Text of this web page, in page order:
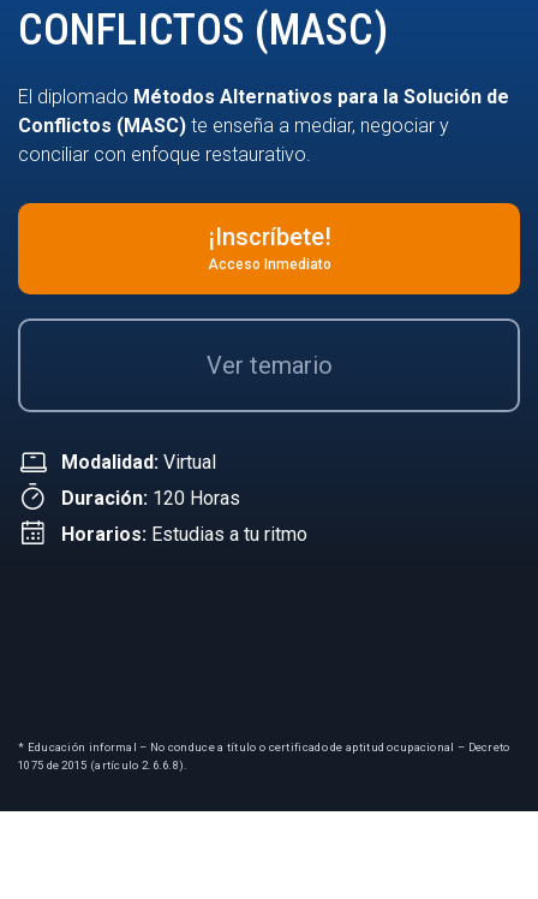
CONFLICTOS (MASC)
El diplomado Métodos Alternativos para la Solución de
Conflictos (MASC) te enseña a mediar, negociar y
conciliar con enfoque restaurativo.
¡Inscríbete!
Acceso Inmediato
Ver temario
Modalidad: Virtual
Duración: 120 Horas
Horarios: Estudias a tu ritmo
* Educación informal – No conduce a título o certificado de aptitud ocupacional – Decreto
1075 de 2015 (artículo 2.6.6.8).